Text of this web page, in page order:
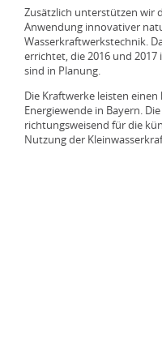
Hilpoltstein
Leerstetten
Liebenstein
Mauthaus
Pelton-Turbine
Ökologische
Bewegliches
VLH-Turbine
DIVE-Turbine
Schacht-Kraftwerk
Innovative
Fischlift
Fischschleuse
Kraftwerk
Innovative
Fischschleuse
Elektro-
Anfahrt
Impressum
Datenschutz
Sitemap
Zusätzlich unterstützen wir
Anwendung innovativer
Wasserkraftwerkstechnik.
errichtet, die 2016 und 2017
sind in Planung.
Die Kraftwerke leisten
Energiewende in Bayern.
richtungsweisend für die
Nutzung der